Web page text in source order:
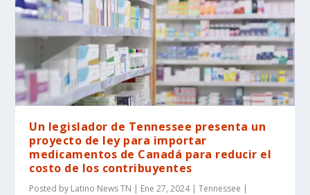
Un legislador de Tennessee presenta un
proyecto de ley para importar
medicamentos de Canadá para reducir el
costo de los contribuyentes
Posted by Latino News TN | Ene 27, 2024|Tennessee |